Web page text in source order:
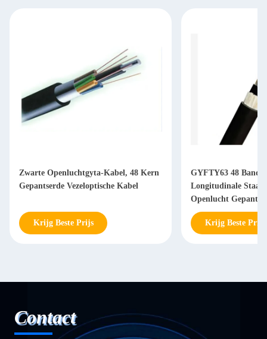
Zwarte Openluchtgyta-Kabel, 48 Kern
Gepantserde Vezeloptische Kabel
Krijg Beste Prijs
GYFTY63 48 Band
Longitudinale Staal
Openlucht
Krijg Beste Prijs
Contact